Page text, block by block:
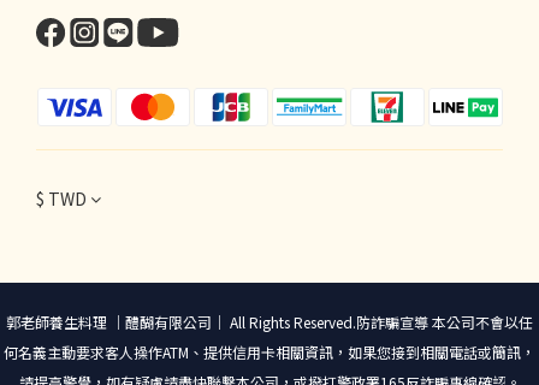
$ TWD
郭老師養生料理 ｜醴醐有限公司｜ All Rights Reserved.防詐騙宣導 本公司不會以任
何名義主動要求客人操作ATM、提供信用卡相關資訊，如果您接到相關電話或簡訊，